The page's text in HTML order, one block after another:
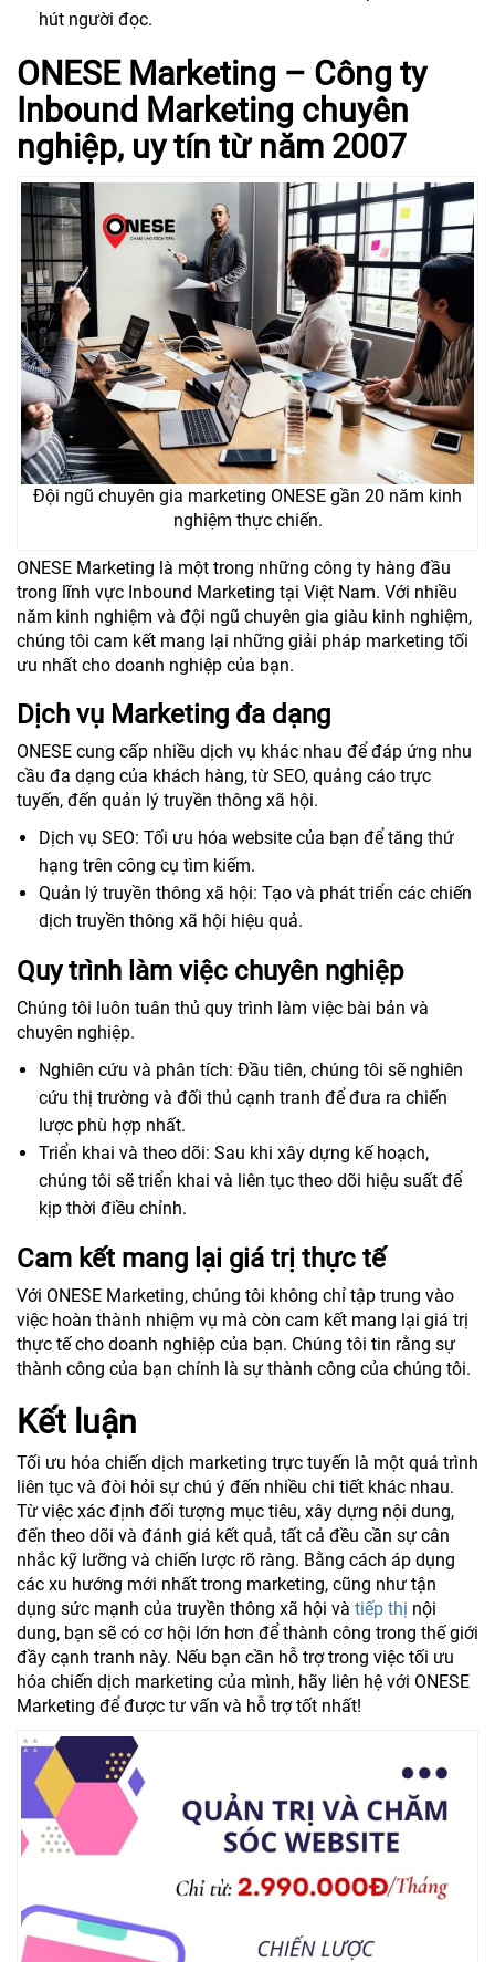
hút người đọc.
ONESE Marketing – Công ty
Inbound Marketing chuyên
nghiệp, uy tín từ năm 2007
Đội ngũ chuyên gia marketing ONESE gần 20 năm kinh
nghiệm thực chiến.
ONESE Marketing là một trong những công ty hàng đầu
trong lĩnh vực Inbound Marketing tại Việt Nam. Với nhiều
năm kinh nghiệm và đội ngũ chuyên gia giàu kinh nghiệm,
chúng tôi cam kết mang lại những giải pháp marketing tối
ưu nhất cho doanh nghiệp của bạn.
Dịch vụ Marketing đa dạng
ONESE cung cấp nhiều dịch vụ khác nhau để đáp ứng nhu
cầu đa dạng của khách hàng, từ SEO, quảng cáo trực
tuyến, đến quản lý truyền thông xã hội.
Dịch vụ SEO: Tối ưu hóa website của bạn để tăng thứ
hạng trên công cụ tìm kiếm.
Quản lý truyền thông xã hội: Tạo và phát triển các chiến
dịch truyền thông xã hội hiệu quả.
Quy trình làm việc chuyên nghiệp
Chúng tôi luôn tuân thủ quy trình làm việc bài bản và
chuyên nghiệp.
Nghiên cứu và phân tích: Đầu tiên, chúng tôi sẽ nghiên
cứu thị trường và đối thủ cạnh tranh để đưa ra chiến
lược phù hợp nhất.
Triển khai và theo dõi: Sau khi xây dựng kế hoạch,
chúng tôi sẽ triển khai và liên tục theo dõi hiệu suất để
kịp thời điều chỉnh.
Cam kết mang lại giá trị thực tế
Với ONESE Marketing, chúng tôi không chỉ tập trung vào
việc hoàn thành nhiệm vụ mà còn cam kết mang lại giá trị
thực tế cho doanh nghiệp của bạn. Chúng tôi tin rằng sự
thành công của bạn chính là sự thành công của chúng tôi.
Kết luận
Tối ưu hóa chiến dịch marketing trực tuyến là một quá trình
liên tục và đòi hỏi sự chú ý đến nhiều chi tiết khác nhau.
Từ việc xác định đối tượng mục tiêu, xây dựng nội dung,
đến theo dõi và đánh giá kết quả, tất cả đều cần sự cân
nhắc kỹ lưỡng và chiến lược rõ ràng. Bằng cách áp dụng
các xu hướng mới nhất trong marketing, cũng như tận
dụng sức mạnh của truyền thông xã hội và tiếp thị nội
dung, bạn sẽ có cơ hội lớn hơn để thành công trong thế giới
đầy cạnh tranh này. Nếu bạn cần hỗ trợ trong việc tối ưu
hóa chiến dịch marketing của mình, hãy liên hệ với ONESE
Marketing để được tư vấn và hỗ trợ tốt nhất!